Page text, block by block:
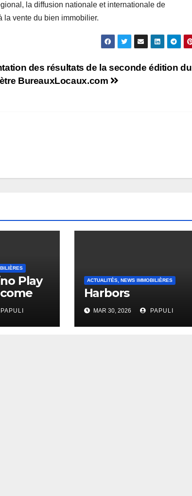
la diffusion nationale et internationale de
la vente du bien immobilier.
des résultats de la seconde édition du
BureauxLocaux.com
Play
PAPULI
ACTUALITÉS, NEWS IMMOBILIÈRES
Harbors
MAR 30, 2026 PAPULI